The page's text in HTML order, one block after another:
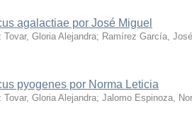
agalactiae por José Miguel
Tovar, Gloria Alejandra; Ramírez García,
pyogenes por Norma Leticia
Tovar, Gloria Alejandra; Jalomo Espinoza,